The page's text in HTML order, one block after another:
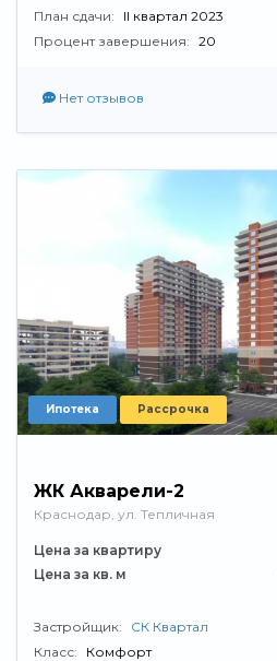
План сдачи:
II квартал 2023
Процент завершения: 20
Нет отзывов
Ипотека Рассрочка
ЖК Акварели-2
Краснодар, ул. Тепличная
Цена за квартиру
Цена за кв. м
Застройщик:
СК Квартал
Класс:
Комфорт